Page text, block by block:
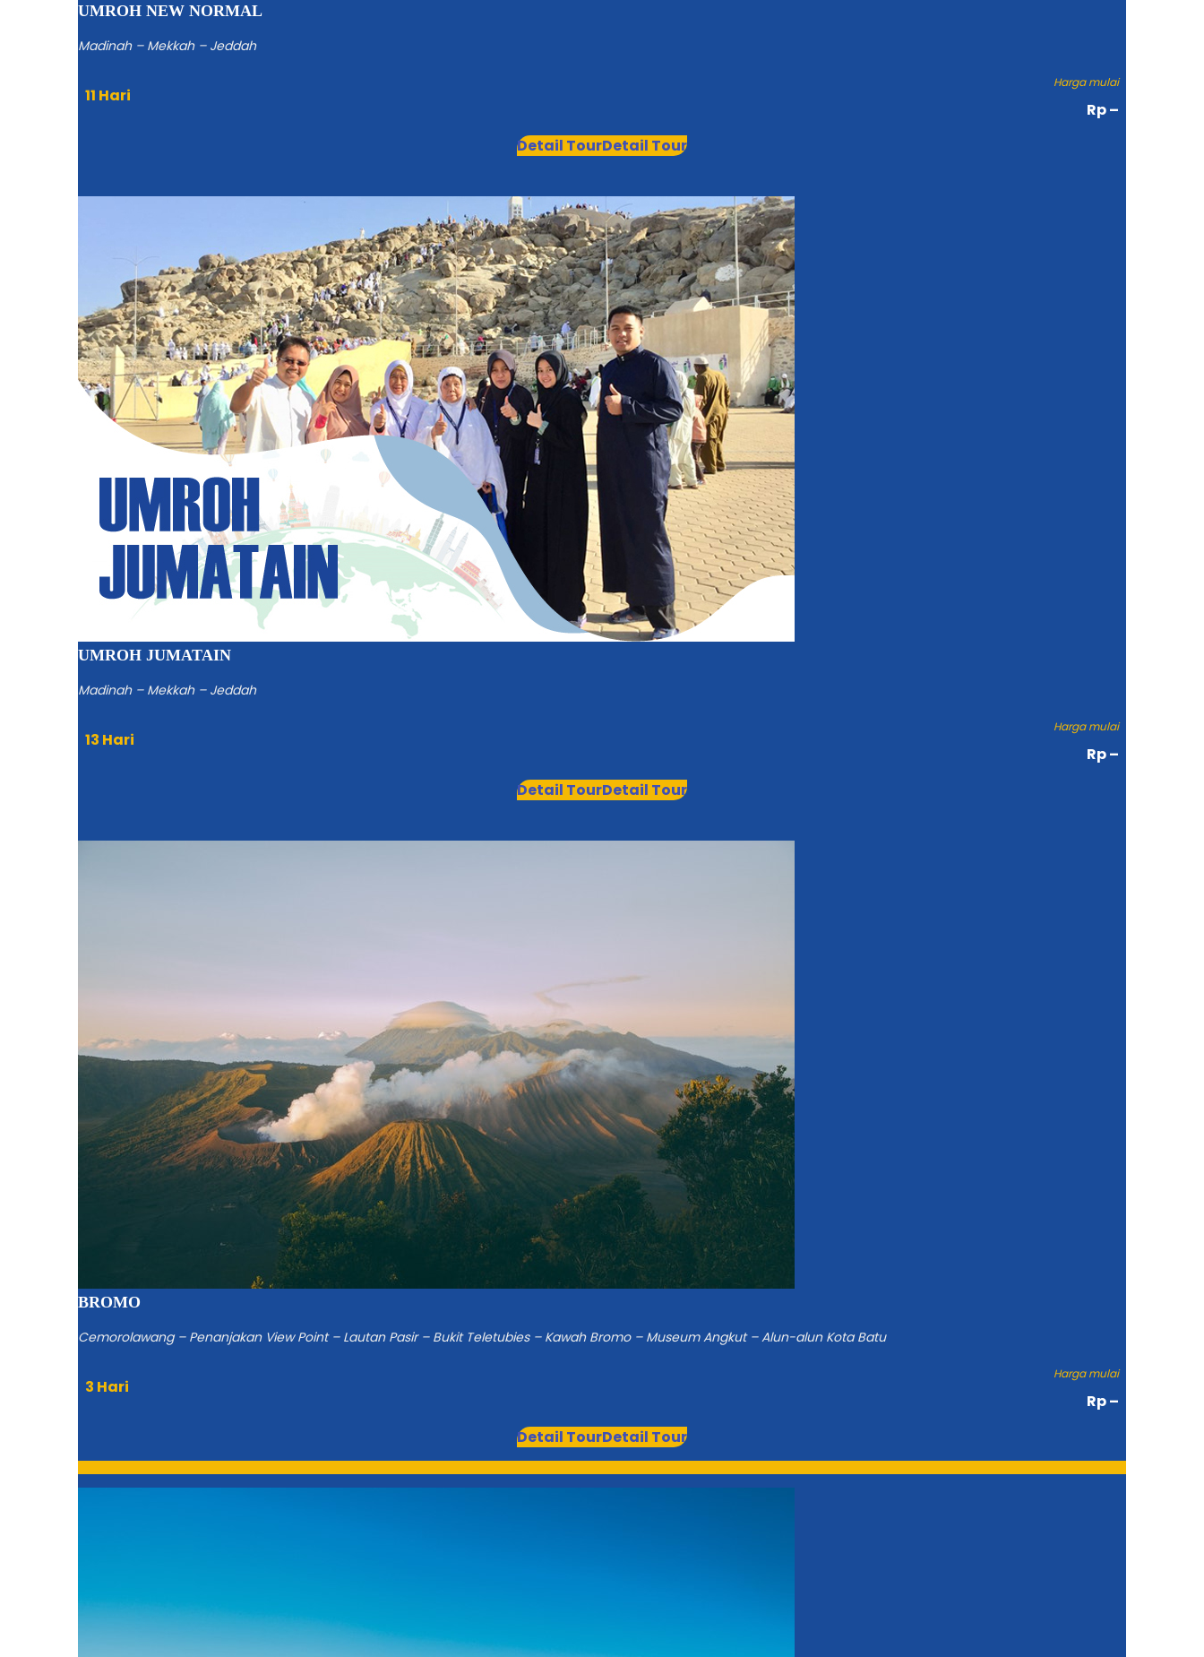
UMROH NEW NORMAL
Madinah – Mekkah – Jeddah
11 Hari
Harga mulai
Rp –
Detail TourDetail Tour
UMROH JUMATAIN
Madinah – Mekkah – Jeddah
13 Hari
Harga mulai
Rp –
Detail TourDetail Tour
BROMO
Cemorolawang – Penanjakan View Point – Lautan Pasir – Bukit Teletubies – Kawah Bromo – Museum Angkut – Alun-alun Kota Batu
3 Hari
Harga mulai
Rp –
Detail TourDetail Tour